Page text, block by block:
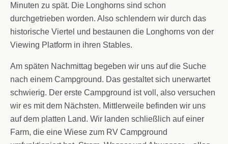
Minuten zu spät. Die Longhorns sind schon
durchgetrieben worden. Also schlendern wir durch das
historische Viertel und bestaunen die Longhorns von der
Viewing Platform in ihren Stables.
Am späten Nachmittag begeben wir uns auf die Suche
nach einem Campground. Das gestaltet sich unerwartet
schwierig. Der erste Campground ist voll, also versuchen
wir es mit dem Nächsten. Mittlerweile befinden wir uns
auf dem platten Land. Wir landen schließlich auf einer
Farm, die eine Wiese zum RV Campground